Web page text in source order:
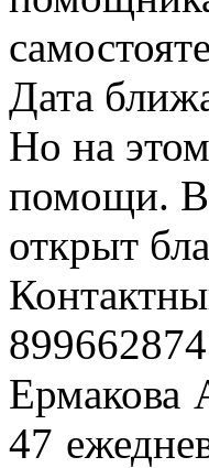
Дата
Но на
помощи. В
открыт
Ермакова
47